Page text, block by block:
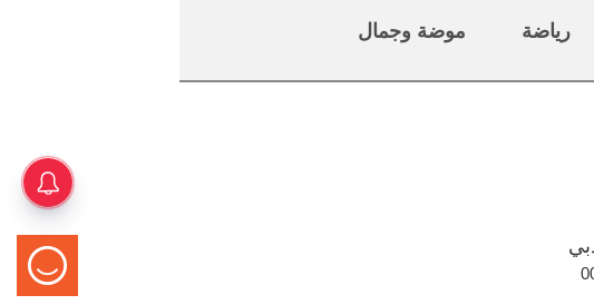
رياضة موضة وجمال